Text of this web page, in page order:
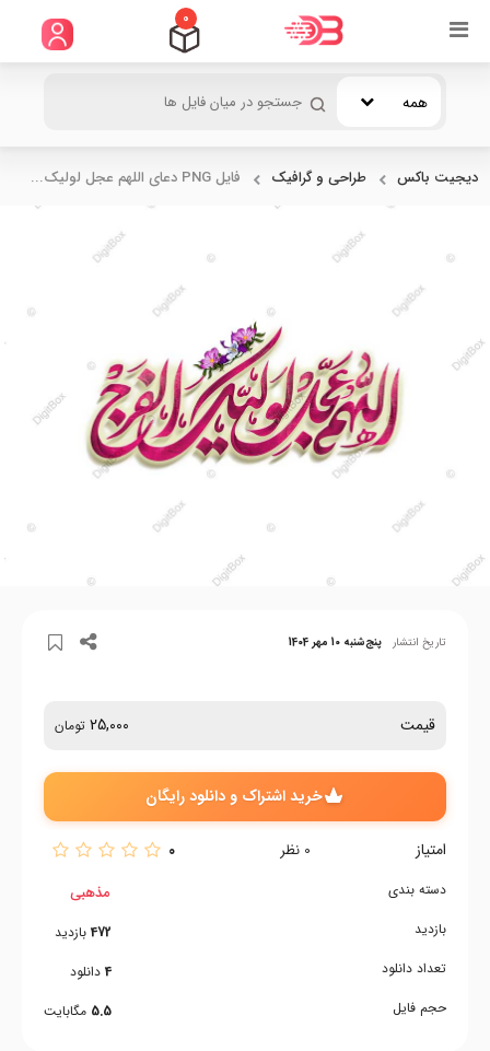
0
همه
دیجیت باکس طراحی و گرافیک فایل PNG دعای اللهم عجل لولیک...
تاریخ انتشار پنج‌شنبه 10 مهر 1404
قیمت 25,000 تومان
خرید اشتراک و دانلود رایگان
امتیاز 0 نظر 0
دسته بندی
بازدید
تعداد دانلود
حجم فایل
مذهبی
472 بازدید
4 دانلود
5.5 مگابایت